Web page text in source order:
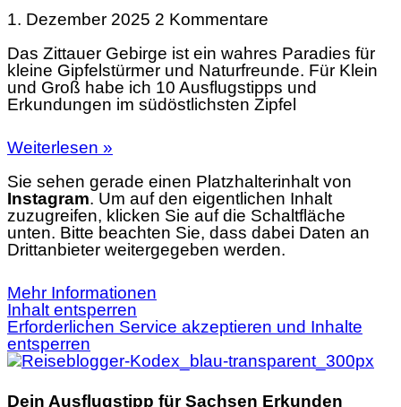
1. Dezember 2025 2 Kommentare
Das Zittauer Gebirge ist ein wahres Paradies für
kleine Gipfelstürmer und Naturfreunde. Für Klein
und Groß habe ich 10 Ausflugstipps und
Erkundungen im südöstlichsten Zipfel
Weiterlesen »
Sie sehen gerade einen Platzhalterinhalt von
Instagram. Um auf den eigentlichen Inhalt
zuzugreifen, klicken Sie auf die Schaltfläche
unten. Bitte beachten Sie, dass dabei Daten an
Drittanbieter weitergegeben werden.
Mehr Informationen
Inhalt entsperren
Erforderlichen Service akzeptieren und Inhalte
entsperren
Dein Ausflugstipp für Sachsen Erkunden